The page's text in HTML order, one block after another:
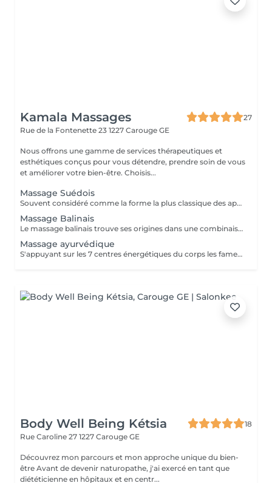
Kamala Massages
27
Rue de la Fontenette 23 1227 Carouge GE
Nous offrons une gamme de services thérapeutiques et
esthétiques conçus pour vous détendre, prendre soin de vous
et améliorer votre bien-être. Choisis...
Massage Suédois
Souvent considéré comme la forme la plus classique des approches corporelles, Ie massage suédois est une technique de massage dynamique qui vise à dissoudre les tensions et à raffermir les muscles et les articulations. Son effet tonifiant et relaxant favorise la circulation sanguine et lymphatique et l'élimination des toxines, et aide le corps à retrouver son équilibre naturel.
Massage Balinais
Le massage balinais trouve ses origines dans une combinaison de différentes techniques asiatiques. Le principal bienfait apporté par le massage balinais est la relaxation du corps et de l'esprit. Il stimule les principaux points d'énergie du corps et contribue à détendre les muscles. Le massage balinais apporte un regain d'énergie et de bonne humeur en agissant sur le système nerveux et sur la circulation. C'est un massage profond et complet de l'ensemble du corps.
Massage ayurvédique
S'appuyant sur les 7 centres énergétiques du corps les fameux chakras - le massage Abhyanga est avant tout un soin rééquilibrant. Le principe ? Le masseur va agir sur les nadis, les trajets de l'énergie sur lesquels sont répartis des points de pression, pour permettre à l'énergie vitale - le prana dans la tradition ayurvédique - de circuler librement et harmonieusement dans tout le corps. L'objectif : un bien-être général, tant du physique que de l'esprit. Bienfaits du massage abhyanga Le massage abhyanga produit sur le corps des effets multiples : Il améliore la circulation des fluides corporels, la digestion, le fonctionnement du système nerveux. Il travaille aussi sur les articulations et le tonus musculaire. Sur le plan émotionnel, il apporte sérénité et plénitude, en agissant sur l'humeur, la confiance et l'estime de soi. Il occasionne également une prise de conscience du schéma corporel.
Body Well Being Kétsia
18
Rue Caroline 27 1227 Carouge GE
Découvrez mon parcours et mon approche unique du bien-
être Avant de devenir naturopathe, j'ai exercé en tant que
diététicienne en hôpitaux et en centr...